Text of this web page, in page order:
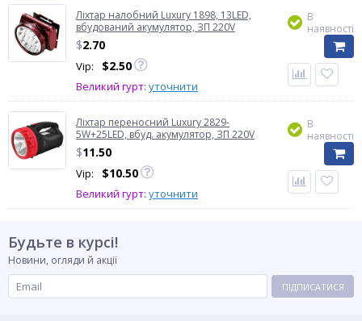
Ліхтар налобний Luxury 1898, 13LED,
вбудований акумулятор, ЗП 220V
$2.70
Vip: $2.50
Великий гурт: уточнити
В
наявності
Ліхтар переносний Luxury 2829-
5W+25LED, вбуд. акумулятор, ЗП 220V
$11.50
Vip: $10.50
Великий гурт: уточнити
В
наявності
Будьте в курсі!
Новини, огляди й акції
ПІДПИСАТИСЯ